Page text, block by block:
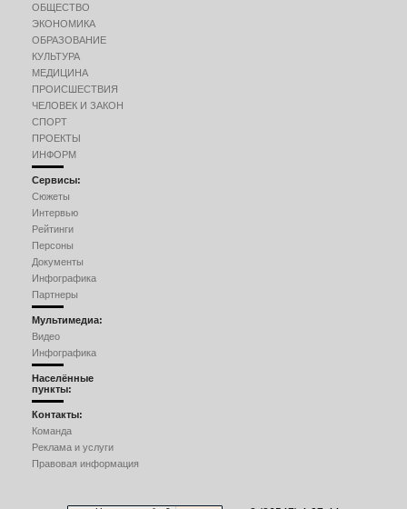
ОБЩЕСТВО
ЭКОНОМИКА
ОБРАЗОВАНИЕ
КУЛЬТУРА
МЕДИЦИНА
ПРОИСШЕСТВИЯ
ЧЕЛОВЕК И ЗАКОН
СПОРТ
ПРОЕКТЫ
ИНФОРМ
Сервисы:
Сюжеты
Интервью
Рейтинги
Персоны
Документы
Инфографика
Партнеры
Мультимедиа:
Видео
Инфографика
Населённые
пункты:
Контакты:
Команда
Реклама и услуги
Правовая информация